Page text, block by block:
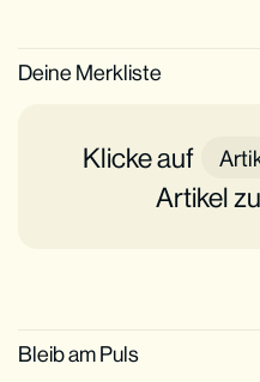
Deine Merkliste
Klicke auf
Artikel
Bleib am Puls